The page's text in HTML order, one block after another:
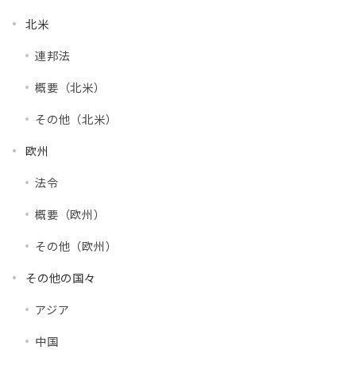
北米
連邦法
概要（北米）
その他（北米）
欧州
法令
概要（欧州）
その他（欧州）
その他の国々
アジア
中国